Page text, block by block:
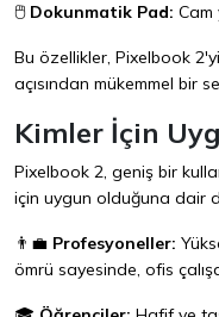
🖱️ Dokunmatik Pad: Cam
Bu özellikler, Pixelbook
açısından mükemmel bir
Kimler İçin
Pixelbook 2, geniş bir
için uygun olduğuna dair
👨‍💼 Profesyoneller:
ömrü sayesinde, ofis